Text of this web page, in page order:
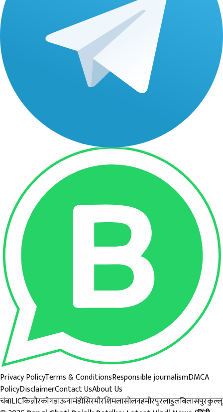
Privacy PolicyTerms & ConditionsResponsible journalismDMCA
PolicyDisclaimerContact UsAbout Us
चंबाLICकिन्नौरकाँगड़ाऊनामंडीसिरमौरशिमलासोलनहमीरपुरलाहुलबिलासपुरकुल्लू